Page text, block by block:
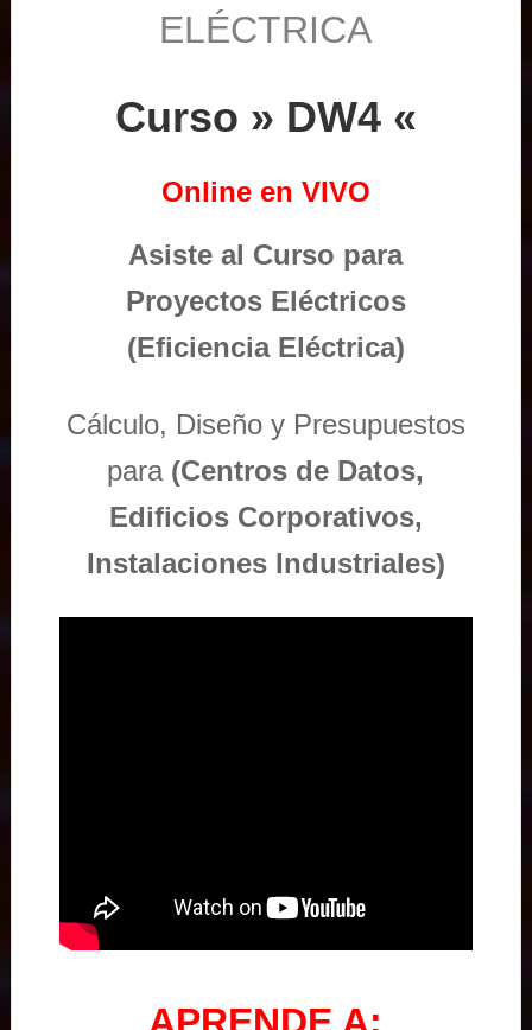
ELÉCTRICA
Curso » DW4 «
Online en VIVO
Asiste al Curso para
Proyectos Eléctricos
(Eficiencia Eléctrica)
Cálculo, Diseño y Presupuestos
para (Centros de Datos,
Edificios Corporativos,
Instalaciones Industriales)